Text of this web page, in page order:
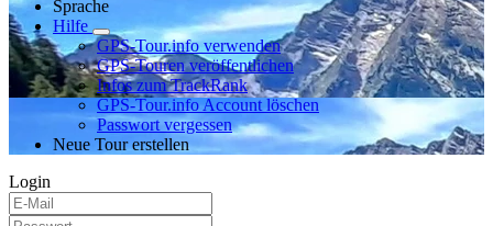
Sprache
Hilfe
GPS-Tour.info verwenden
GPS-Touren veröffentlichen
Infos zum TrackRank
GPS-Tour.info Account löschen
Passwort vergessen
Neue Tour erstellen
Login